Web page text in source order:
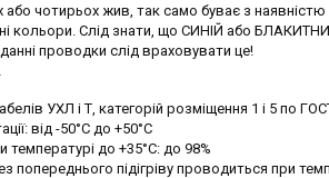
чотирьох жив, так само буває з
кольори. Слід знати, що СИНІЙ або
проводки слід враховувати це!
УХЛ і Т, категорій розміщення 1 і 5 по
від -50°С до +50°С
температурі до +35°С: до 98%
попереднього підігріву проводиться при